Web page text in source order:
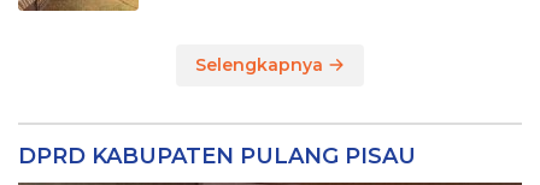
Selengkapnya
DPRD KABUPATEN PULANG PISAU